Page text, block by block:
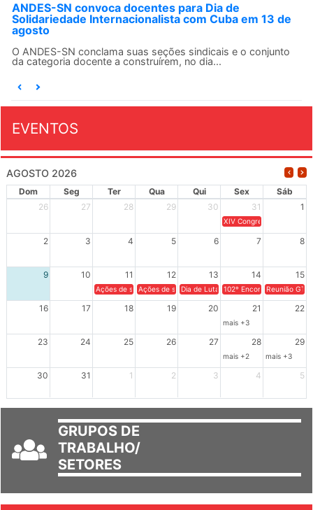
ANDES-SN convoca docentes para Dia de
Solidariedade Internacionalista com Cuba em 13 de
agosto
O ANDES-SN conclama suas seções sindicais e o conjunto
da categoria docente a construírem, no dia...
EVENTOS
AGOSTO 2026
Dom Seg Ter Qua Qui Sex
Sáb
26
27 28 29 30 31 1
XIV Congresso Brasileiro
2 3 4 5 6 7 8
9 10 11 12 13 14 15
Ações de solidariedade a Cuba no Rio Grande do Sul - 100
Ações de solidariedade a Cuba no Rio Grande do
Dia de Luta em Defesa de Cuba e da
102º Encontro da
Reunião
16 17 18 19 20 21 22
mais +3
23 24 25 26 27 28 29
mais +2 mais +3
30 31 1 2 3 4 5
GRUPOS DE
TRABALHO/
SETORES